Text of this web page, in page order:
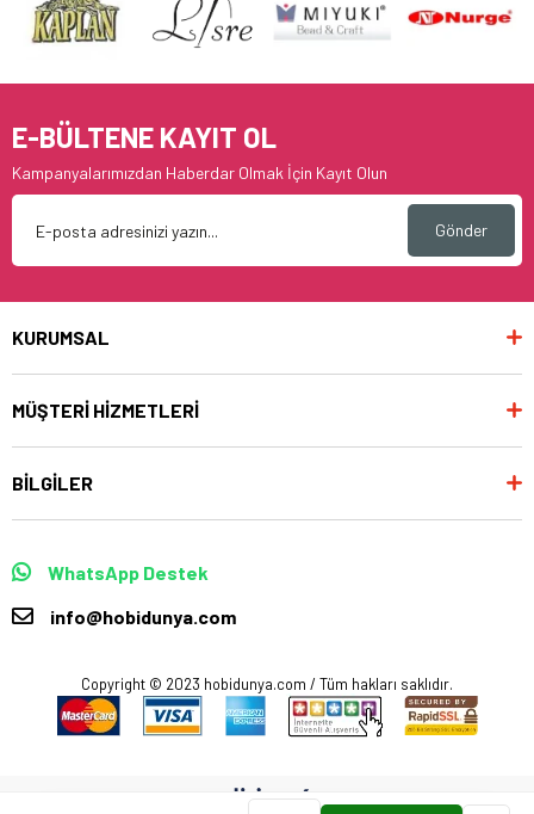
E-BÜLTENE KAYIT OL
Kampanyalarımızdan Haberdar Olmak İçin Kayıt Olun
Gönder
KURUMSAL
MÜŞTERİ HİZMETLERİ
BİLGİLER
WhatsApp Destek
info@hobidunya.com
Copyright © 2023 hobidunya.com / Tüm hakları saklıdır.